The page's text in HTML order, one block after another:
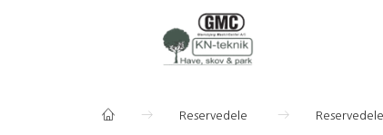
Reservedele